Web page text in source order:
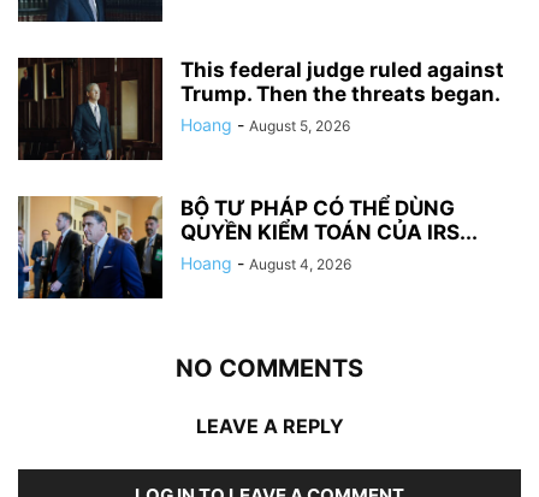
This federal judge ruled against
Trump. Then the threats began.
Hoang - August 5, 2026
BỘ TƯ PHÁP CÓ THỂ DÙNG
QUYỀN KIỂM TOÁN CỦA IRS...
Hoang - August 4, 2026
NO COMMENTS
LEAVE A REPLY